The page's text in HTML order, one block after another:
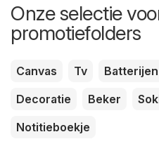
Onze selectie
promotiefolders
Canvas Tv Batterijen
Decoratie
Beker
Notitieboekje